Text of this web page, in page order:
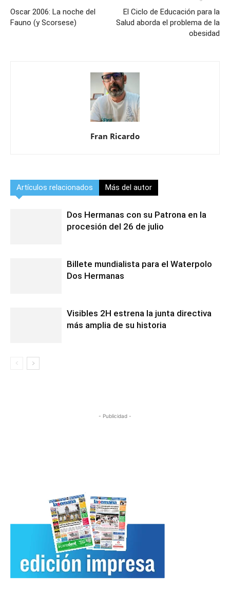
Oscar 2006: La noche del
Fauno (y Scorsese)
El Ciclo de Educación para la
Salud aborda el problema de la
obesidad
Fran Ricardo
Artículos relacionados Más del autor
Dos Hermanas con su Patrona en la
procesión del 26 de julio
Billete mundialista para el Waterpolo
Dos Hermanas
Visibles 2H estrena la junta directiva
más amplia de su historia
- Publicidad -